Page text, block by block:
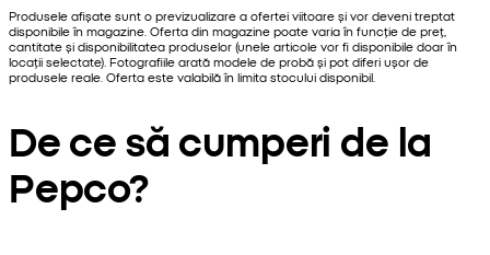
Produsele afișate sunt o previzualizare a ofertei viitoare și vor deveni treptat
disponibile în magazine. Oferta din magazine poate varia în funcție de preț,
cantitate și disponibilitatea produselor (unele articole vor fi disponibile doar în
locații selectate). Fotografiile arată modele de probă și pot diferi ușor de
produsele reale. Oferta este valabilă în limita stocului disponibil.
De ce să cumperi de la
Pepco?